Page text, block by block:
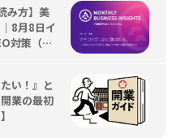
み方】美
8月8日イ
対策（京
い！』と
業の最初